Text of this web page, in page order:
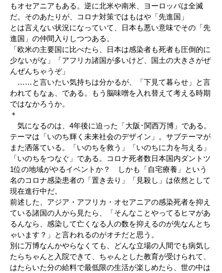
もオセアニアもある。逆に北米や南米、ヨーロッパは全滅
だ。そのあたりが、コロナ対策ではもはや「先進国」
とは言えない状況になっていて、日本も悪い意味でその「先
進国」の仲間入りしつつある。
「欧米の主要国に比べたら、日本は感染者も死者も圧倒的に
少ないがな」「アフリカ諸国が多いけど、国土の大きさがぜ
んぜんちゃうぞ」
……と言いたい気持ちは分かるが、「下見て暮らせ」と言
われてもなぁ、である。もう脳味噌を入れ替えて考える時期
ではなかろうか。
＊
気になるのは、4年後に迫った「大阪･関西万博」である。
テーマは「いのち輝く未来社会のデザイン」。サブテーマが
また洒落ている。「いのちを救う」「いのちに力を与える」
「いのちをつなぐ」である。コロナ死者数日本国内ダントツ
1位の地域がやるイベントか？ しかも「自宅療養」という
名のコロナ感染患者の「置き去り」「見殺し」は依然として
現在進行中だ。
前述した、アジア・アフリカ・オセアニアの感染死者を抑え
ている諸国の人から見たら、「そんなことやってるヒマがあ
るんなら、感染して亡くなる人の数を抑えるのが先なんとち
ゃいます？」と言われるのがオチだと思う。
別に万博なんかやらなくても、どんな立場の人間でも病気し
たらちゃんと入院できて、ちゃんとした教育が受けられて、
はたらいた分の給料で最低限の生活が楽しめたら、世の中は